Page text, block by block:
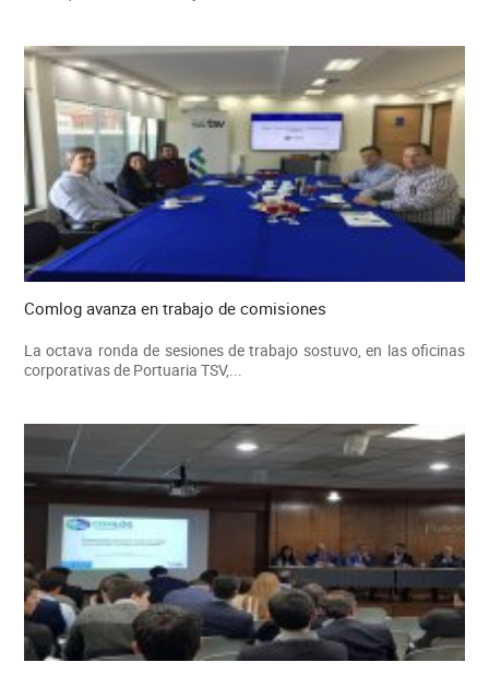
Comlog avanza en trabajo de comisiones
La octava ronda de sesiones de trabajo sostuvo, en las oficinas
corporativas de Portuaria TSV,...